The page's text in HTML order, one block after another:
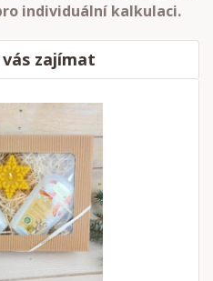
individuální kalkulaci.
zajímat